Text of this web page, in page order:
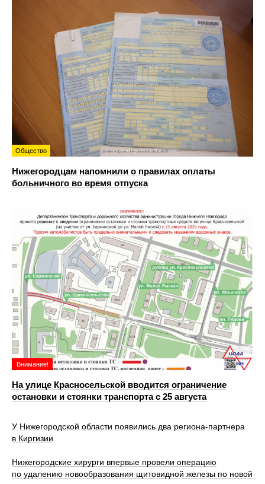
Общество
Нижегородцам напомнили о правилах оплаты
больничного во время отпуска
Внимание!
На улице Красносельской вводится ограничение
остановки и стоянки транспорта с 25 августа
У Нижегородской области появились два региона-партнера
в Киргизии
Нижегородские хирурги впервые провели операцию
по удалению новообразования щитовидной железы по новой